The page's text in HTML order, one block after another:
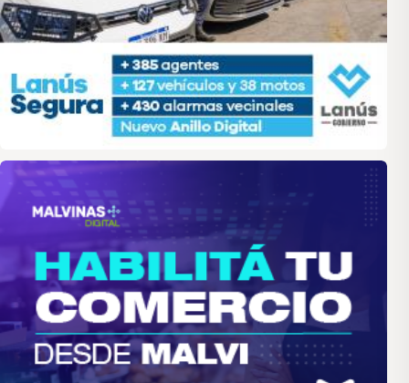
malvinas